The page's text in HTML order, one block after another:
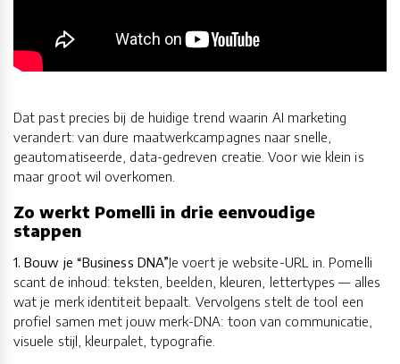
Dat past precies bij de huidige trend waarin AI marketing
verandert: van dure maatwerkcampagnes naar snelle,
geautomatiseerde, data-gedreven creatie. Voor wie klein is
maar groot wil overkomen.
Zo werkt Pomelli in drie eenvoudige
stappen
1. Bouw je “Business DNA”Je voert je website-URL in. Pomelli
scant de inhoud: teksten, beelden, kleuren, lettertypes — alles
wat je merk identiteit bepaalt. Vervolgens stelt de tool een
profiel samen met jouw merk-DNA: toon van communicatie,
visuele stijl, kleurpalet, typografie.